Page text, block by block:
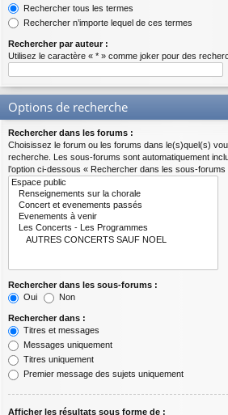
Rechercher tous les termes
Rechercher n’importe lequel de ces termes
Rechercher par auteur :
Utilisez le caractère « * » comme joker pour des
Options de recherche
Rechercher dans les forums :
Choisissez le forum ou les forums dans le(s)quel(s)
recherche. Les sous-forums sont automatiquement
l’option ci-dessous « Rechercher dans les sous-forums
Rechercher dans les sous-forums :
Oui
Non
Rechercher dans :
Titres et messages
Messages uniquement
Titres uniquement
Premier message des sujets uniquement
Afficher les résultats sous forme de :